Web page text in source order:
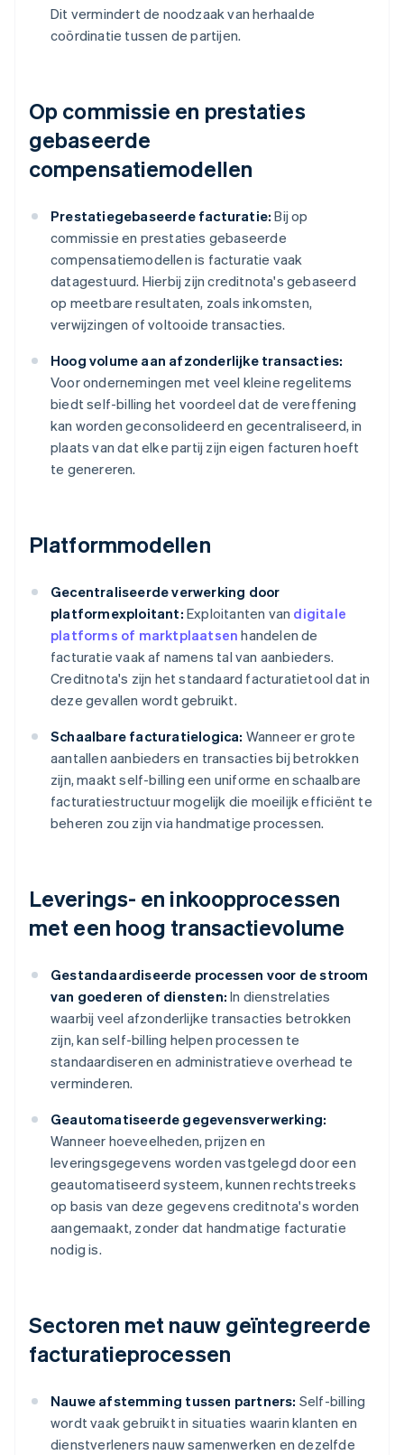
Dit vermindert de noodzaak van herhaalde
coördinatie tussen de partijen.
Op commissie en prestaties
gebaseerde
compensatiemodellen
Prestatiegebaseerde facturatie: Bij op
commissie en prestaties gebaseerde
compensatiemodellen is facturatie vaak
datagestuurd. Hierbij zijn creditnota's gebaseerd
op meetbare resultaten, zoals inkomsten,
verwijzingen of voltooide transacties.
Hoog volume aan afzonderlijke transacties:
Voor ondernemingen met veel kleine regelitems
biedt self-billing het voordeel dat de vereffening
kan worden geconsolideerd en gecentraliseerd, in
plaats van dat elke partij zijn eigen facturen hoeft
te genereren.
Platformmodellen
Gecentraliseerde verwerking door
platformexploitant: Exploitanten van digitale
platforms of marktplaatsen handelen de
facturatie vaak af namens tal van aanbieders.
Creditnota's zijn het standaard facturatietool dat in
deze gevallen wordt gebruikt.
Schaalbare facturatielogica: Wanneer er grote
aantallen aanbieders en transacties bij betrokken
zijn, maakt self-billing een uniforme en schaalbare
facturatiestructuur mogelijk die moeilijk efficiënt te
beheren zou zijn via handmatige processen.
Leverings- en inkoopprocessen
met een hoog transactievolume
Gestandaardiseerde processen voor de stroom
van goederen of diensten: In dienstrelaties
waarbij veel afzonderlijke transacties betrokken
zijn, kan self-billing helpen processen te
standaardiseren en administratieve overhead te
verminderen.
Geautomatiseerde gegevensverwerking:
Wanneer hoeveelheden, prijzen en
leveringsgegevens worden vastgelegd door een
geautomatiseerd systeem, kunnen rechtstreeks
op basis van deze gegevens creditnota's worden
aangemaakt, zonder dat handmatige facturatie
nodig is.
Sectoren met nauw geïntegreerde
facturatieprocessen
Nauwe afstemming tussen partners: Self-billing
wordt vaak gebruikt in situaties waarin klanten en
dienstverleners nauw samenwerken en dezelfde